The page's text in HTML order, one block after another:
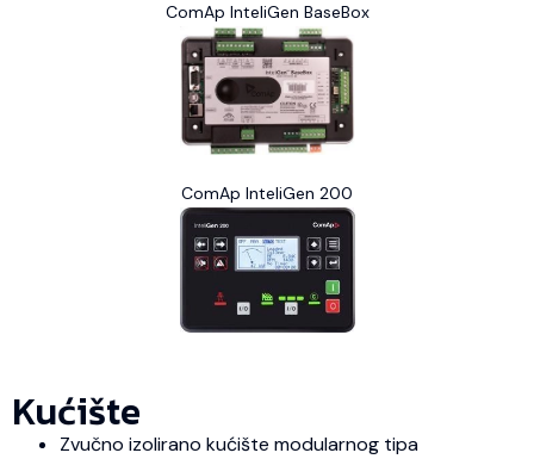
ComAp InteliGen BaseBox
ComAp InteliGen 200
Kućište
Zvučno izolirano kućište modularnog tipa